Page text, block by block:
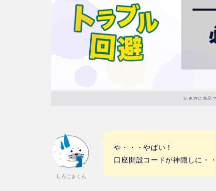
記事内に商品
しろごまくん
や・・・やばい！
口座開設コードが神隠しに・・